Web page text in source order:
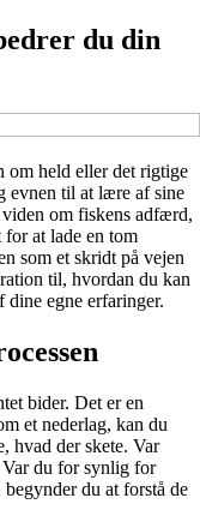
du din
held eller det rigtige
evnen til at lære af sine
om fiskens adfærd,
at lade en tom
som et skridt på vejen
til, hvordan du kan
egne erfaringer.
bider. Det er en
et nederlag, kan du
hvad der skete. Var
du for synlig for
du at forstå de